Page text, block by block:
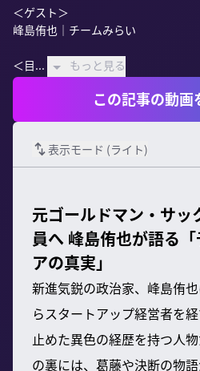
＜ゲスト＞
峰島侑也｜チームみらい
＜目... もっと見る
この記事の動画
表示モード (ライト)
元ゴールドマン・サッ
員へ 峰島侑也が語る
アの真実」
新進気鋭の政治家、峰島侑
らスタートアップ経営者を
止めた異色の経歴を持つ人
の裏には、葛藤や決断の物語